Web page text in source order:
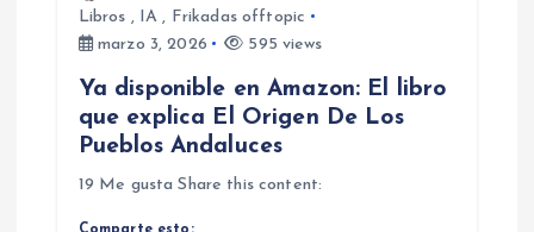
Libros , IA , Frikadas offtopic
marzo 3, 2026
595 views
Ya disponible en Amazon: El libro
que explica El Origen De Los
Pueblos Andaluces
19 Me gusta Share this content: